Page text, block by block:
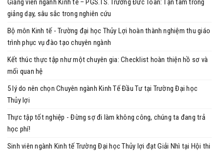
Giảng viên ngành Kinh tế – PGS.TS. Trương Đức Toàn: Tận tâm trong
giảng dạy, sâu sắc trong nghiên cứu
Bộ môn Kinh tế - Trường đại học Thủy Lợi hoàn thành nghiệm thu giáo
trình phục vụ đào tạo chuyên ngành
Kết thúc thực tập như một chuyên gia: Checklist hoàn thiện hồ sơ và
mối quan hệ
5 lý do nên chọn Chuyên ngành Kinh Tế Đầu Tư tại Trường Đại học
Thủy lợi
Thực tập tốt nghiệp - Đừng sợ đi làm không công, chúng ta đang trả
học phí!
Sinh viên ngành Kinh tế Trường Đại học Thủy lợi đạt Giải Nhì tại Hội thi